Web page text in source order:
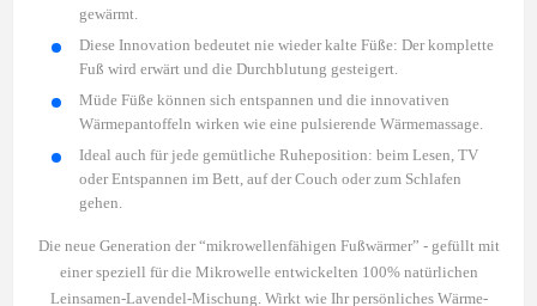
gewärmt.
Diese Innovation bedeutet nie wieder kalte Füße: Der komplette
Fuß wird erwärt und die Durchblutung gesteigert.
Müde Füße können sich entspannen und die innovativen
Wärmepantoffeln wirken wie eine pulsierende Wärmemassage.
Ideal auch für jede gemütliche Ruheposition: beim Lesen, TV
oder Entspannen im Bett, auf der Couch oder zum Schlafen
gehen.
Die neue Generation der “mikrowellenfähigen Fußwärmer” - gefüllt mit
einer speziell für die Mikrowelle entwickelten 100% natürlichen
Leinsamen-Lavendel-Mischung. Wirkt wie Ihr persönliches Wärme-